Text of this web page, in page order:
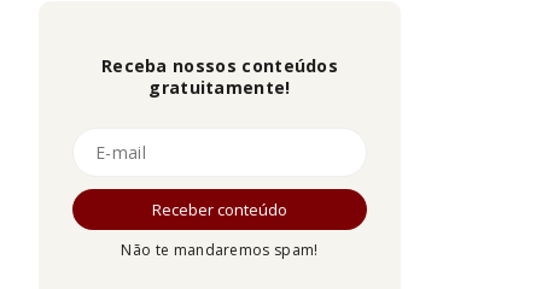
Receba nossos conteúdos
gratuitamente!
Não te mandaremos spam!